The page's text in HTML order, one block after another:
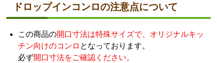
ドロップインコンロの注意点について
この商品の開口寸法は特殊サイズで、オリジナルキッ
チン向けのコンロ となっております。
必ず開口寸法をご確認ください。